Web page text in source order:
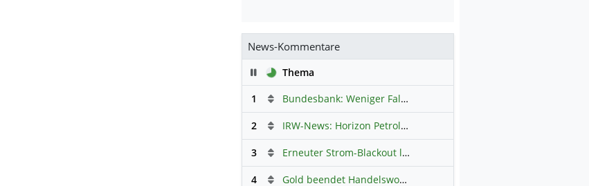
News-Kommentare
PauseThema
1
Bundesbank: Weniger Falschgeld in Deutschland
2 IRW-News: Horizon Petroleum Ltd. : Horizon Petroleum beginnt mit der Testförderung im Projekt Lachowice in Polen und schließt die Platzierung einer überzeichneten Wandelanleihe ab
3 Erneuter Strom-Blackout legt ganz Kuba lahm
4 Gold beendet Handelswoche mit Knall: Barrick Mining – Ist diese Aktie wieder ein Kauf?